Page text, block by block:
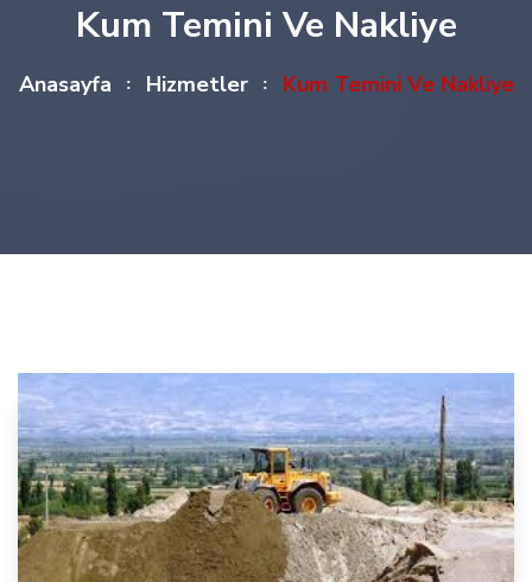
Kum Temini Ve Nakliye
Anasayfa Hizmetler Kum Temini Ve Nakliye